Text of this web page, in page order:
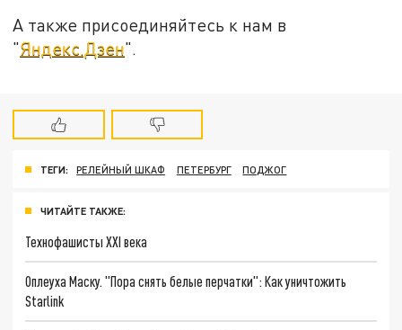
А также присоединяйтесь к нам в
"Яндекс.Дзен".
ТЕГИ: РЕЛЕЙНЫЙ ШКАФ ПЕТЕРБУРГ ПОДЖОГ
ЧИТАЙТЕ ТАКЖЕ:
Технофашисты XXI века
Оплеуха Маску. "Пора снять белые перчатки": Как уничтожить
Starlink